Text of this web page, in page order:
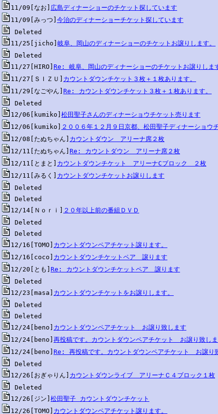
11/09[なお] 広島ディナーショーのチケット探しています
11/09[みっつ] 今治のディナーショーチケット探しています
11/25[jicho] 岐阜、岡山のディナーショーのチケットお譲りします。
11/27[HIRO] Re: 岐阜、岡山のディナーショーのチケットお譲りしま
11/27[ＳＩＺＵ] カウントダウンチケット３枚＋１枚あります。
11/29[なごやん] Re: カウントダウンチケット３枚＋１枚あります。
12/06[kumiko] 松田聖子さんのディナーショウチケット売ります
12/06[kumiko]
２００６年１２月９日京都、松田聖子ディナーショウ
12/08[たぬちゃん] カウントダウン　アリーナ席２枚
12/11[たぬちゃん] Re: カウントダウン　アリーナ席２枚
12/11[とまと] カウントダウンチケット　アリーナCブロック　２枚
12/11[みるく] カウントダウンチケットお譲りします
12/14[Ｎｏｒｉ]
２０年以上前の番組ＤＶＤ
12/16[TOMO] カウントダウンペアチケット譲ります。
12/16[coco] カウントダウンチケットペア　譲ります
12/20[とも] Re: カウントダウンチケットペア　譲ります
12/23[masa] カウントダウンチケットをお譲りします。
12/24[beno] カウントダウンペアチケット　お譲り致します
12/24[beno] 再投稿です。カウントダウンペアチケット　お譲り致し
12/24[beno] Re: 再投稿です。カウントダウンペアチケット　お譲り
12/26[おぎゃりん] カウントダウンライブ　アリーナＣ４ブロック１枚
12/26[ジン] 松田聖子 カウントダウンチケット
12/26[TOMO] カウントダウンペアチケット譲ります。